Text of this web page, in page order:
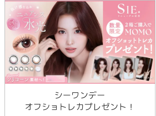
シーワンデー
オフショトレカプレゼント！